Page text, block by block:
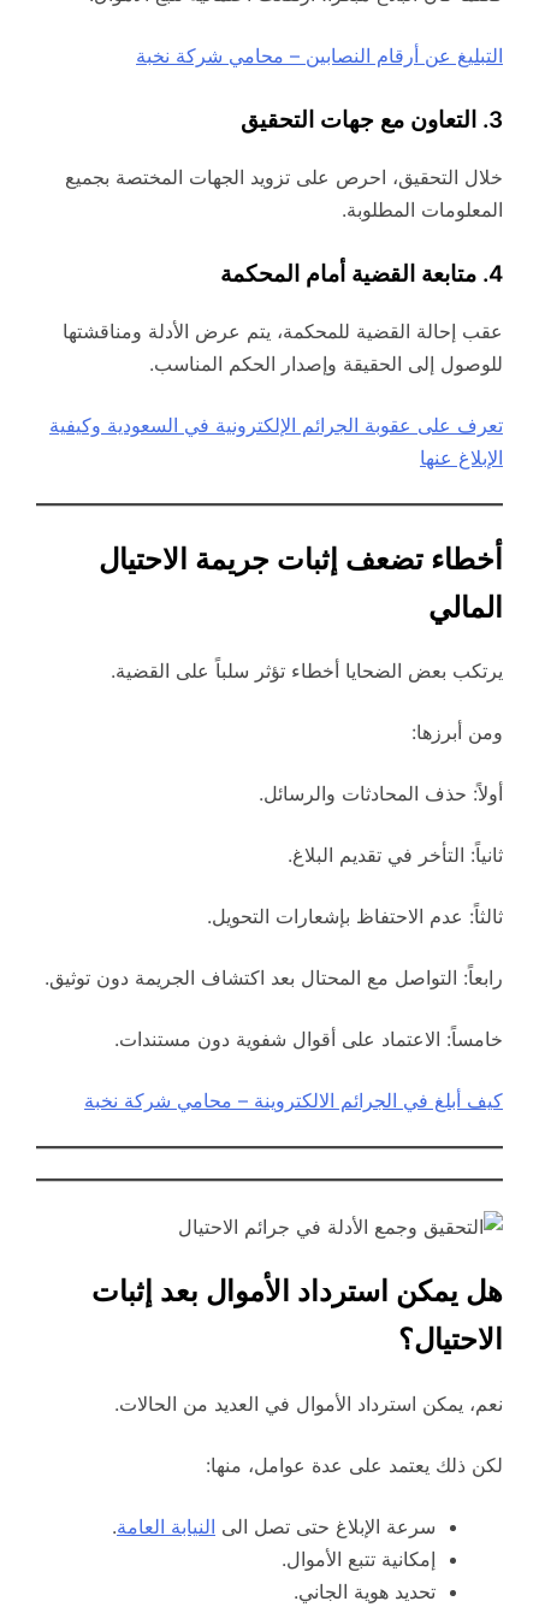
التبليغ عن أرقام النصابين – محامي شركة نخبة
3. التعاون مع جهات التحقيق
خلال التحقيق، احرص على تزويد الجهات المختصة بجميع
المعلومات المطلوبة.
4. متابعة القضية أمام المحكمة
عقب إحالة القضية للمحكمة، يتم عرض الأدلة ومناقشتها
للوصول إلى الحقيقة وإصدار الحكم المناسب.
تعرف على عقوبة الجرائم الإلكترونية في السعودية وكيفية
الإبلاغ عنها
أخطاء تضعف إثبات جريمة الاحتيال
المالي
يرتكب بعض الضحايا أخطاء تؤثر سلباً على القضية.
ومن أبرزها:
أولاً: حذف المحادثات والرسائل.
ثانياً: التأخر في تقديم البلاغ.
ثالثاً: عدم الاحتفاظ بإشعارات التحويل.
رابعاً: التواصل مع المحتال بعد اكتشاف الجريمة دون توثيق.
خامساً: الاعتماد على أقوال شفوية دون مستندات.
كيف أبلغ في الجرائم الالكتروينة – محامي شركة نخبة
هل يمكن استرداد الأموال بعد إثبات
الاحتيال؟
نعم، يمكن استرداد الأموال في العديد من الحالات.
لكن ذلك يعتمد على عدة عوامل، منها:
سرعة الإبلاغ حتى تصل الى النيابة العامة.
إمكانية تتبع الأموال.
تحديد هوية الجاني.